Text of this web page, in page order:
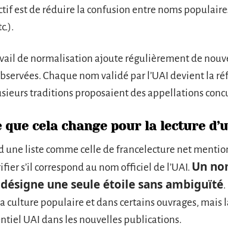
est de réduire la confusion entre noms
de normalisation ajoute régulièrement de
Chaque nom validé par l’UAI devient la
traditions proposaient des appellations
que cela change pour la lecture
une liste comme celle de francelecture net
s’il correspond au nom officiel de l’UAI. Un
désigne une seule étoile sans ambiguïté
culture populaire et dans certains ouvrages, mais
UAI dans les nouvelles publications.